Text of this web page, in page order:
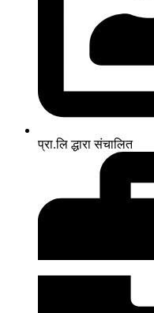
प्रा.लि द्धारा संचालित